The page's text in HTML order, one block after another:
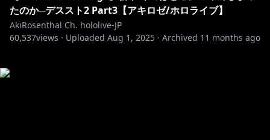
たのか─デススト2 Part3【アキロゼ/ホロライブ】
AkiRosenthal Ch. hololive-JP
60,537views · Uploaded Aug 1, 2025 · Archived 11 months ago